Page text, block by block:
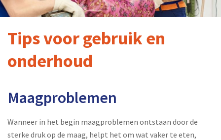
Tips voor gebruik en
onderhoud
Maagproblemen
Wanneer in het begin maagproblemen ontstaan door de
sterke druk op de maag, helpt het om wat vaker te eten,